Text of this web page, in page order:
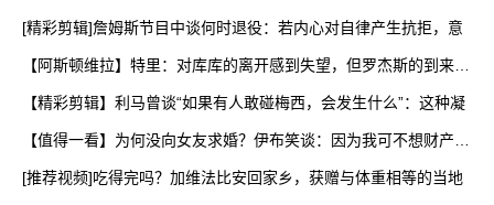
[精彩剪辑]詹姆斯节目中谈何时退役：若内心对自律产生抗拒，意
【阿斯顿维拉】特里：对库库的离开感到失望，但罗杰斯的到来又
【精彩剪辑】利马曾谈“如果有人敢碰梅西，会发生什么”：这种凝
【值得一看】为何没向女友求婚？伊布笑谈：因为我可不想财产被
[推荐视频]吃得完吗？加维法比安回家乡，获赠与体重相等的当地